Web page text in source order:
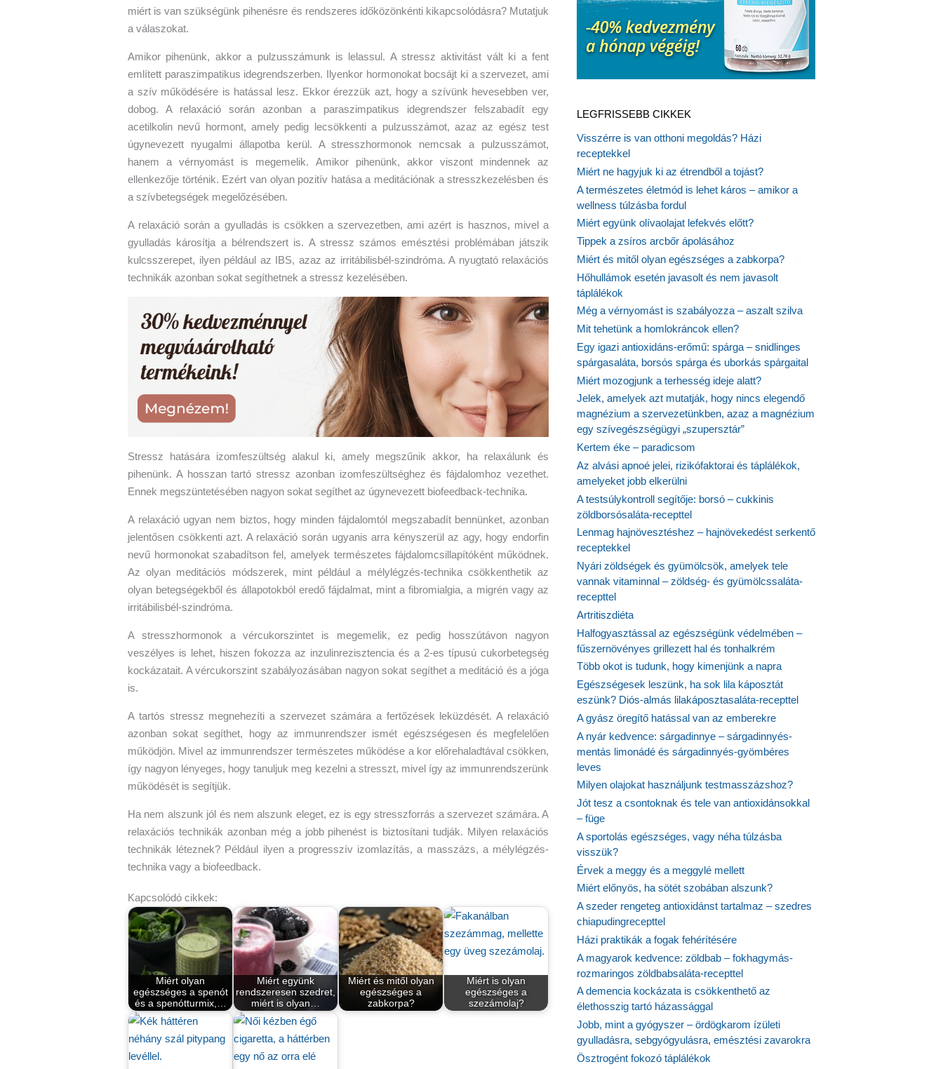
miért is van szükségünk pihenésre és rendszeres időközönkénti kikapcsolódásra? Mutatjuk
a válaszokat.
Amikor pihenünk, akkor a pulzusszámunk is lelassul. A stressz aktivitást vált ki a fent
említett paraszimpatikus idegrendszerben. Ilyenkor hormonokat bocsájt ki a szervezet, ami
a szív működésére is hatással lesz. Ekkor érezzük azt, hogy a szívünk hevesebben ver,
dobog. A relaxáció során azonban a paraszimpatikus idegrendszer felszabadít egy
acetilkolin nevű hormont, amely pedig lecsökkenti a pulzusszámot, azaz az egész test
úgynevezett nyugalmi állapotba kerül. A stresszhormonok nemcsak a pulzusszámot,
hanem a vérnyomást is megemelik. Amikor pihenünk, akkor viszont mindennek az
ellenkezője történik. Ezért van olyan pozitív hatása a meditációnak a stresszkezelésben és
a szívbetegségek megelőzésében.
A relaxáció során a gyulladás is csökken a szervezetben, ami azért is hasznos, mivel a
gyulladás károsítja a bélrendszert is. A stressz számos emésztési problémában játszik
kulcsszerepet, ilyen például az IBS, azaz az irritábilisbél-szindróma. A nyugtató relaxációs
technikák azonban sokat segíthetnek a stressz kezelésében.
Stressz hatására izomfeszültség alakul ki, amely megszűnik akkor, ha relaxálunk és
pihenünk. A hosszan tartó stressz azonban izomfeszültséghez és fájdalomhoz vezethet.
Ennek megszüntetésében nagyon sokat segíthet az úgynevezett biofeedback-technika.
A relaxáció ugyan nem biztos, hogy minden fájdalomtól megszabadít bennünket, azonban
jelentősen csökkenti azt. A relaxáció során ugyanis arra kényszerül az agy, hogy endorfin
nevű hormonokat szabadítson fel, amelyek természetes fájdalomcsillapítóként működnek.
Az olyan meditációs módszerek, mint például a mélylégzés-technika csökkenthetik az
olyan betegségekből és állapotokból eredő fájdalmat, mint a fibromialgia, a migrén vagy az
irritábilisbél-szindróma.
A stresszhormonok a vércukorszintet is megemelik, ez pedig hosszútávon nagyon
veszélyes is lehet, hiszen fokozza az inzulinrezisztencia és a 2-es típusú cukorbetegség
kockázatait. A vércukorszint szabályozásában nagyon sokat segíthet a meditáció és a jóga
is.
A tartós stressz megnehezíti a szervezet számára a fertőzések leküzdését. A relaxáció
azonban sokat segíthet, hogy az immunrendszer ismét egészségesen és megfelelően
működjön. Mivel az immunrendszer természetes működése a kor előrehaladtával csökken,
így nagyon lényeges, hogy tanuljuk meg kezelni a stresszt, mivel így az immunrendszerünk
működését is segítjük.
Ha nem alszunk jól és nem alszunk eleget, ez is egy stresszforrás a szervezet számára. A
relaxációs technikák azonban még a jobb pihenést is biztosítani tudják. Milyen relaxációs
technikák léteznek? Például ilyen a progresszív izomlazítás, a masszázs, a mélylégzés-
technika vagy a biofeedback.
Kapcsolódó cikkek:
Miért olyan
egészséges a spenót
és a spenótturmix,…
Miért együnk
rendszeresen szedret,
miért is olyan…
Miért és mitől olyan
egészséges a
zabkorpa?
Miért is olyan
egészséges a
szezámolaj?
LEGFRISSEBB CIKKEK
Visszérre is van otthoni megoldás? Házi
receptekkel
Miért ne hagyjuk ki az étrendből a tojást?
A természetes életmód is lehet káros – amikor a
wellness túlzásba fordul
Miért együnk olívaolajat lefekvés előtt?
Tippek a zsíros arcbőr ápolásához
Miért és mitől olyan egészséges a zabkorpa?
Hőhullámok esetén javasolt és nem javasolt
táplálékok
Még a vérnyomást is szabályozza – aszalt szilva
Mit tehetünk a homlokráncok ellen?
Egy igazi antioxidáns-erőmű: spárga – snidlinges
spárgasaláta, borsós spárga és uborkás spárgaital
Miért mozogjunk a terhesség ideje alatt?
Jelek, amelyek azt mutatják, hogy nincs elegendő
magnézium a szervezetünkben, azaz a magnézium
egy szívegészségügyi „szupersztár”
Kertem éke – paradicsom
Az alvási apnoé jelei, rizikófaktorai és táplálékok,
amelyeket jobb elkerülni
A testsúlykontroll segítője: borsó – cukkinis
zöldborsósaláta-recepttel
Lenmag hajnövesztéshez – hajnövekedést serkentő
receptekkel
Nyári zöldségek és gyümölcsök, amelyek tele
vannak vitaminnal – zöldség- és gyümölcssaláta-
recepttel
Artritiszdiéta
Halfogyasztással az egészségünk védelmében –
fűszernövényes grillezett hal és tonhalkrém
Több okot is tudunk, hogy kimenjünk a napra
Egészségesek leszünk, ha sok lila káposztát
eszünk? Diós-almás lilakáposztasaláta-recepttel
A gyász öregítő hatással van az emberekre
A nyár kedvence: sárgadinnye – sárgadinnyés-
mentás limonádé és sárgadinnyés-gyömbéres
leves
Milyen olajokat használjunk testmasszázshoz?
Jót tesz a csontoknak és tele van antioxidánsokkal
– füge
A sportolás egészséges, vagy néha túlzásba
visszük?
Érvek a meggy és a meggylé mellett
Miért előnyös, ha sötét szobában alszunk?
A szeder rengeteg antioxidánst tartalmaz – szedres
chiapudingrecepttel
Házi praktikák a fogak fehérítésére
A magyarok kedvence: zöldbab – fokhagymás-
rozmaringos zöldbabsaláta-recepttel
A demencia kockázata is csökkenthető az
élethosszig tartó házassággal
Jobb, mint a gyógyszer – ördögkarom ízületi
gyulladásra, sebgyógyulásra, emésztési zavarokra
Ösztrogént fokozó táplálékok